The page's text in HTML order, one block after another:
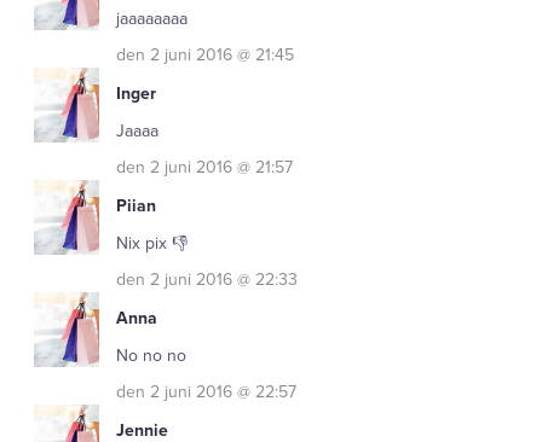
jaaaaaaaa
den 2 juni 2016 @ 21:45
Inger
Jaaaa
den 2 juni 2016 @ 21:57
Piian
Nix pix 👎
den 2 juni 2016 @ 22:33
Anna
No no no
den 2 juni 2016 @ 22:57
Jennie